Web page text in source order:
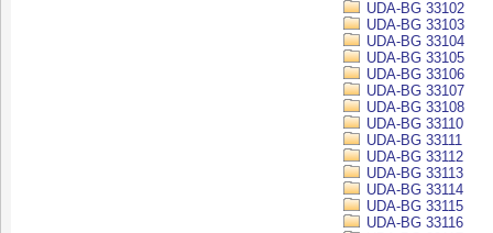
UDA-BG 33102
UDA-BG 33103
UDA-BG 33104
UDA-BG 33105
UDA-BG 33106
UDA-BG 33107
UDA-BG 33108
UDA-BG 33110
UDA-BG 33111
UDA-BG 33112
UDA-BG 33113
UDA-BG 33114
UDA-BG 33115
UDA-BG 33116